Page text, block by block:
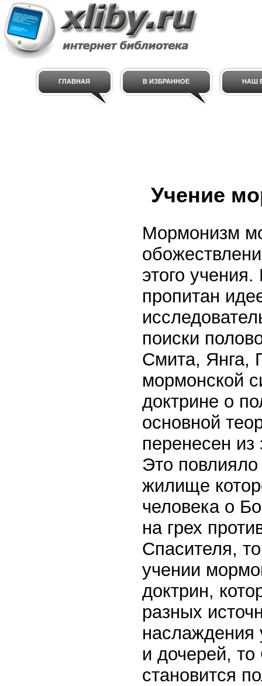
ГЛАВНАЯ В ИЗБРАННОЕ НАШ
Учение
Мормонизм
этого
пропитан
поиски
Смита, Янга,
мормонской
доктрине о
основной
перенесен
Это
жилище
человека о
на грех
Спасителя,
учении
доктрин,
разных
наслаждения
и дочерей,
становится